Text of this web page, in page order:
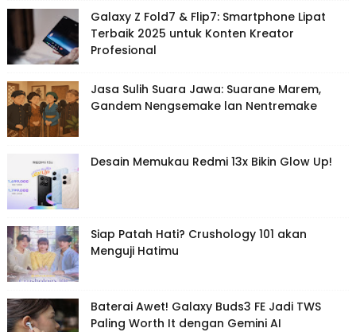
Galaxy Z Fold7 & Flip7: Smartphone Lipat
Terbaik 2025 untuk Konten Kreator
Profesional
Jasa Sulih Suara Jawa: Suarane Marem,
Gandem Nengsemake lan Nentremake
Desain Memukau Redmi 13x Bikin Glow Up!
Siap Patah Hati? Crushology 101 akan
Menguji Hatimu
Baterai Awet! Galaxy Buds3 FE Jadi TWS
Paling Worth It dengan Gemini AI